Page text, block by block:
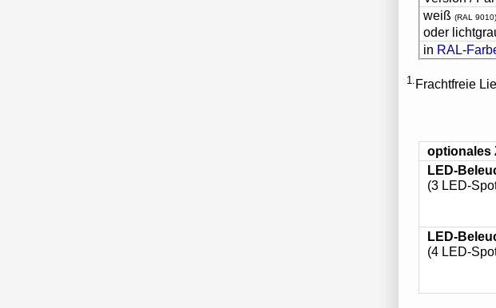
weiß (RAL 9010)
oder
in RAL-
1. Frachtfreie
optionales
LED-
(3 LED-
LED-
(4 LED-